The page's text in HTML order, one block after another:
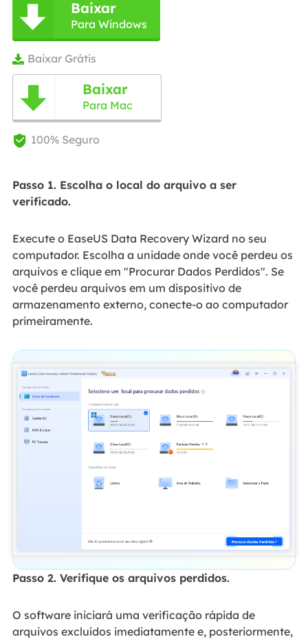
 Baixar
Para Windows
 Baixar Grátis
 Baixar
Para Mac
 100% Seguro
Passo 1. Escolha o local do arquivo a ser
verificado.
Execute o EaseUS Data Recovery Wizard no seu
computador. Escolha a unidade onde você perdeu os
arquivos e clique em "Procurar Dados Perdidos". Se
você perdeu arquivos em um dispositivo de
armazenamento externo, conecte-o ao computador
primeiramente.
Passo 2. Verifique os arquivos perdidos.
O software iniciará uma verificação rápida de
arquivos excluídos imediatamente e, posteriormente,